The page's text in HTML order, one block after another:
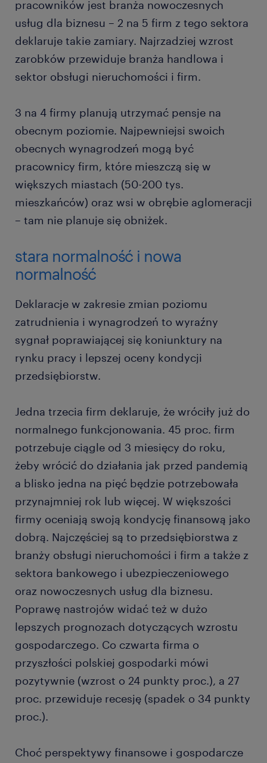
pracowników jest branża nowoczesnych
usług dla biznesu – 2 na 5 firm z tego sektora
deklaruje takie zamiary. Najrzadziej wzrost
zarobków przewiduje branża handlowa i
sektor obsługi nieruchomości i firm.
3 na 4 firmy planują utrzymać pensje na
obecnym poziomie. Najpewniejsi swoich
obecnych wynagrodzeń mogą być
pracownicy firm, które mieszczą się w
większych miastach (50-200 tys.
mieszkańców) oraz wsi w obrębie aglomeracji
– tam nie planuje się obniżek.
stara normalność i nowa
normalność
Deklaracje w zakresie zmian poziomu
zatrudnienia i wynagrodzeń to wyraźny
sygnał poprawiającej się koniunktury na
rynku pracy i lepszej oceny kondycji
przedsiębiorstw.
Jedna trzecia firm deklaruje, że wróciły już do
normalnego funkcjonowania. 45 proc. firm
potrzebuje ciągle od 3 miesięcy do roku,
żeby wrócić do działania jak przed pandemią
a blisko jedna na pięć będzie potrzebowała
przynajmniej rok lub więcej. W większości
firmy oceniają swoją kondycję finansową jako
dobrą. Najczęściej są to przedsiębiorstwa z
branży obsługi nieruchomości i firm a także z
sektora bankowego i ubezpieczeniowego
oraz nowoczesnych usług dla biznesu.
Poprawę nastrojów widać też w dużo
lepszych prognozach dotyczących wzrostu
gospodarczego. Co czwarta firma o
przyszłości polskiej gospodarki mówi
pozytywnie (wzrost o 24 punkty proc.), a 27
proc. przewiduje recesję (spadek o 34 punkty
proc.).
Choć perspektywy finansowe i gospodarcze